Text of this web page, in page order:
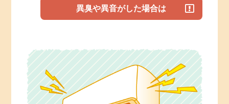
異臭や異音がした場合は